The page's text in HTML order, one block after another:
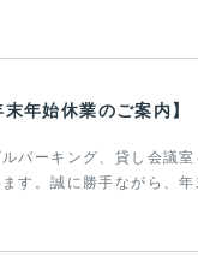
年始休業のご案内】
パーキング、貸し会議
す。誠に勝手ながら、